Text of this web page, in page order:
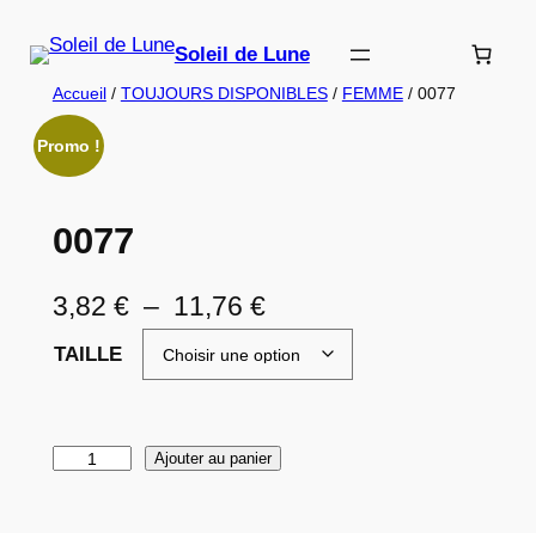
contenu
Soleil de Lune
Accueil/ TOUJOURS DISPONIBLES/ FEMME/ 0077
Promo !
0077
3,82 € – 11,76 €P
l
a
e
TAILLE
Ajouter au panier